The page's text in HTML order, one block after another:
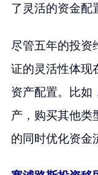
了灵活的资金配
尽管五年的投资
证的灵活性体现
资产配置。比如
产，购买其他类
的同时优化资金